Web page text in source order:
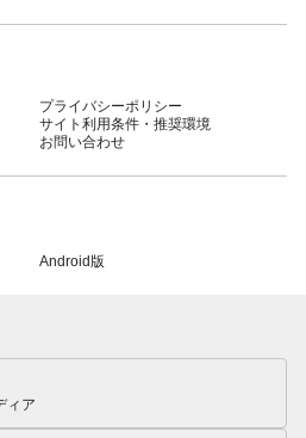
プライバシーポリシー
サイト利用条件・推奨環境
お問い合わせ
Android版
ィア